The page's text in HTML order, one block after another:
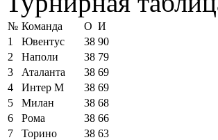
№ Команда О И
1
Ювентус 38 90
2
Наполи 38 79
3
Аталанта 38 69
4
Интер М 38 69
5
Милан 38 68
6
Рома 38 66
7
Торино 38 63